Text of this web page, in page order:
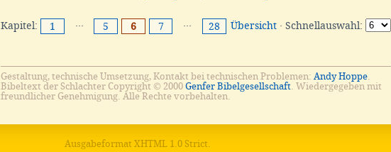
Kapitel: 1 ··· 5 6 7 ··· 28 Übersicht · Schnellauswahl:
Gestaltung, technische Umsetzung, Kontakt bei technischen Problemen: Andy Hoppe
Bibeltext der Schlachter Copyright © 2000 Genfer Bibelgesellschaft . Wiedergegeben mit
freundlicher Genehmigung. Alle Rechte vorbehalten.
Ausgabeformat XHTML 1.0 Strict